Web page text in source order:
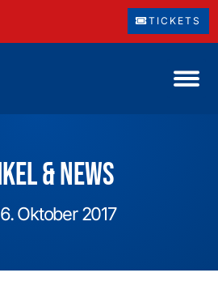
TICKETS
& News
Oktober 2017